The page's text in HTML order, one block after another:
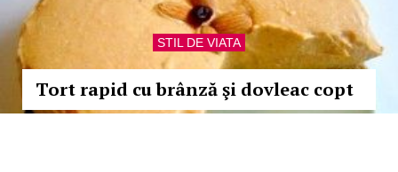
STIL DE VIATA
Tort rapid cu brânză şi dovleac copt